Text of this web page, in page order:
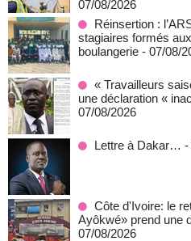
07/08/2026
Réinsertion :
stagiaires formés
boulangerie - 07/08/
« Travailleurs
une déclaration «
07/08/2026
Lettre à Dakar… -
Côte d'Ivoire: le
Ayôkwé» prend une
07/08/2026